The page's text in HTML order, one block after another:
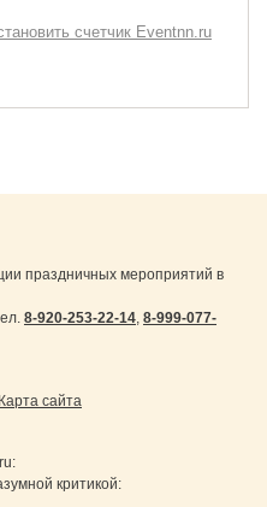
счетчик Eventnn.ru
праздничных мероприятий в
8-920-253-22-14 8-999-077-
Карта сайта
:
критикой: